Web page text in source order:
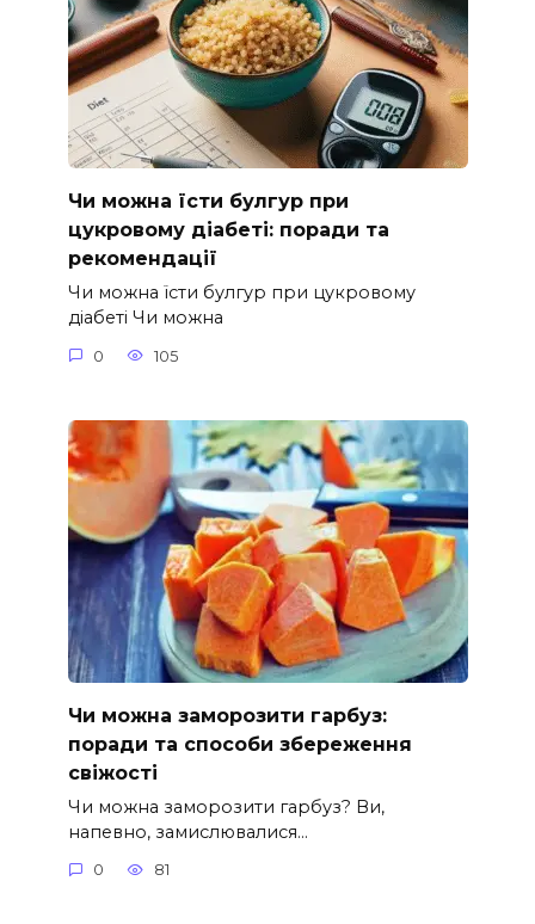
Чи можна їсти булгур при
цукровому діабеті: поради та
рекомендації
Чи можна їсти булгур при цукровому
діабеті Чи можна
0 105
Чи можна заморозити гарбуз:
поради та способи збереження
свіжості
Чи можна заморозити гарбуз? Ви,
напевно, замислювалися…
0 81